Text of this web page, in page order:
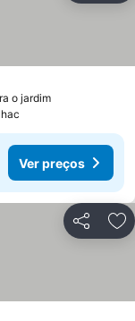
o jardim
Ver preços
Partilhar